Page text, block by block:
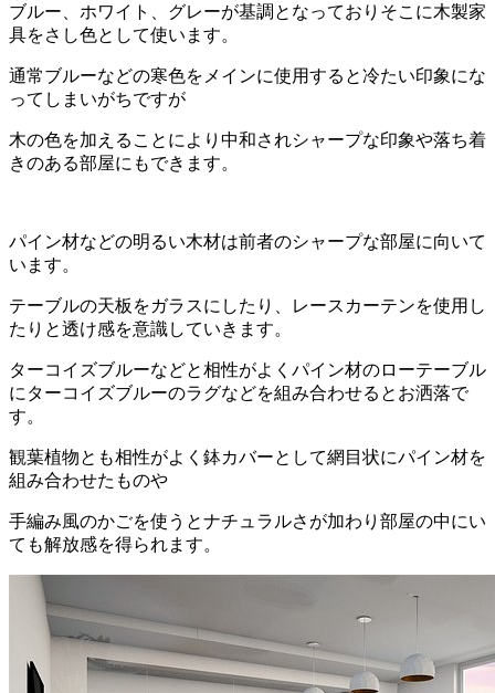
ブルー、ホワイト、グレーが基調となっておりそこに木製家
具をさし色として使います。
通常ブルーなどの寒色をメインに使用すると冷たい印象にな
ってしまいがちですが
木の色を加えることにより中和されシャープな印象や落ち着
きのある部屋にもできます。
パイン材などの明るい木材は前者のシャープな部屋に向いて
います。
テーブルの天板をガラスにしたり、レースカーテンを使用し
たりと透け感を意識していきます。
ターコイズブルーなどと相性がよくパイン材のローテーブル
にターコイズブルーのラグなどを組み合わせるとお洒落で
す。
観葉植物とも相性がよく鉢カバーとして網目状にパイン材を
組み合わせたものや
手編み風のかごを使うとナチュラルさが加わり部屋の中にい
ても解放感を得られます。